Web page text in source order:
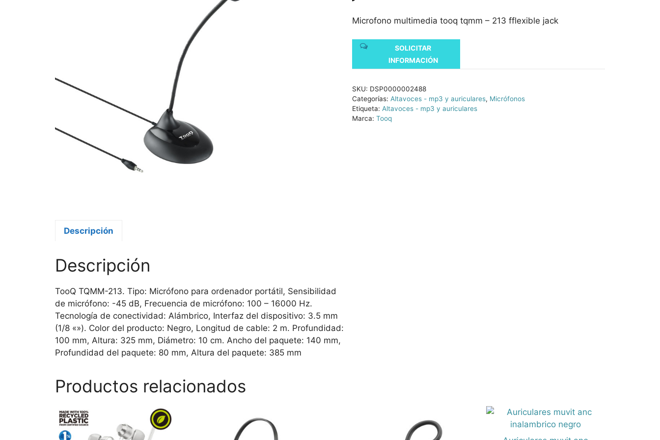
Microfono multimedia tooq tqmm – 213 fflexible jack
SOLICITAR
INFORMACIÓN
SKU: DSP0000002488
Categorías: Altavoces - mp3 y auriculares, Micrófonos
Etiqueta: Altavoces - mp3 y auriculares
Marca: Tooq
Descripción
Descripción
TooQ TQMM-213. Tipo: Micrófono para ordenador portátil, Sensibilidad
de micrófono: -45 dB, Frecuencia de micrófono: 100 – 16000 Hz.
Tecnología de conectividad: Alámbrico, Interfaz del dispositivo: 3.5 mm
(1/8 «»). Color del producto: Negro, Longitud de cable: 2 m. Profundidad:
100 mm, Altura: 325 mm, Diámetro: 10 cm. Ancho del paquete: 140 mm,
Profundidad del paquete: 80 mm, Altura del paquete: 385 mm
Productos relacionados